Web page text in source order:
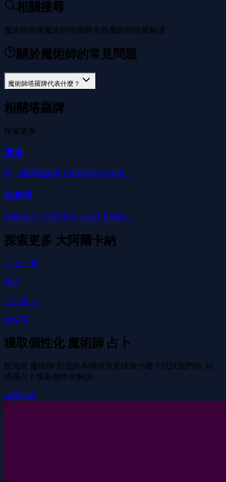
相關搜尋
魔術師塔羅 魔術師塔羅牌含義 魔術師塔羅解讀
關於魔術師的常見問題
魔術師塔羅牌代表什麼？
相關塔羅牌
探索更多
愚者
同一組牌義路徑中最相關的前後牌。
女祭司
在相似占卜問題中常一起參考的牌。
探索更多 大阿爾卡納
← 上一張
愚者
下一張 →
女祭司
獲取個性化 魔術師 占卜
想知道 魔術師 對您的具體情況意味著什麼？試試我們的 AI
塔羅占卜獲取個性化解讀。
立即抽牌